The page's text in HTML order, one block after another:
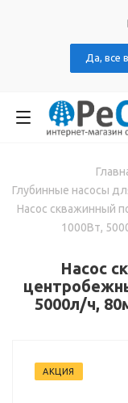
Да, все
Глубинные насосы
Насос скважинный
1000Вт,
Насос
5000л/ч,
АКЦИЯ